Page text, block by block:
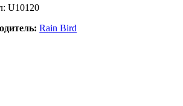
U10120
Rain Bird